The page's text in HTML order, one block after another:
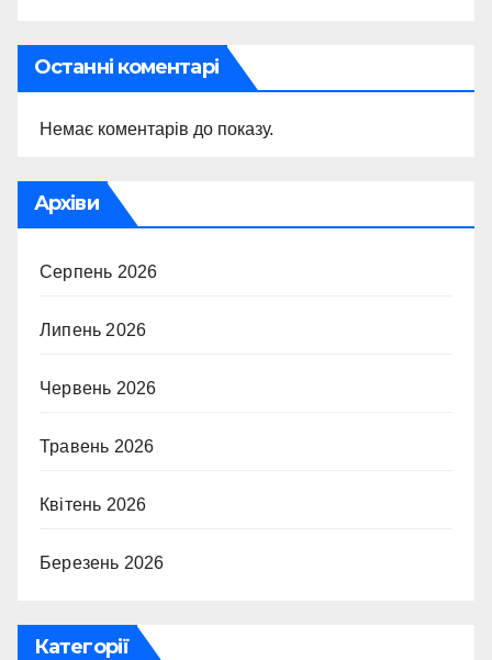
Останні коментарі
Немає коментарів до показу.
Архіви
Серпень 2026
Липень 2026
Червень 2026
Травень 2026
Квітень 2026
Березень 2026
Категорії